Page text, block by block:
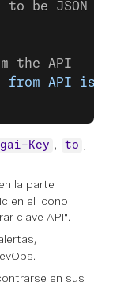
to be JSON
the API
from API is:
Key , to ,
en la parte
en el icono
clave API".
en sus